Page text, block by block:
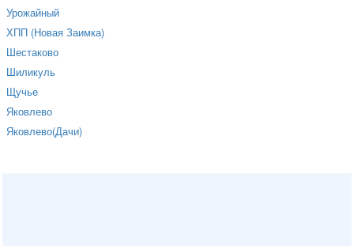
Урожайный
ХПП (Новая Заимка)
Шестаково
Шиликуль
Щучье
Яковлево
Яковлево(Дачи)